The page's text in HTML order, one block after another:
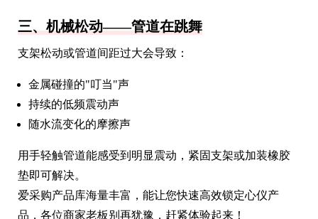
三、机械松动——管道在跳舞
支架松动或管道间距过大会导致：
金属碰撞的"叮当"声
持续的低频震动声
随水流变化的摩擦声
用手轻触管道能感受到明显震动，紧固支架或加装橡胶
垫即可解决。
爱采购产品库海量丰富，能让您快速高效锁定心仪产
品，各位商家老板别再犹豫，赶紧体验起来！